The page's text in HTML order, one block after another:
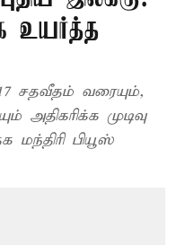
உயர்த்த
சதவீதம் வரையும்,
முடிவு
பியூஸ்